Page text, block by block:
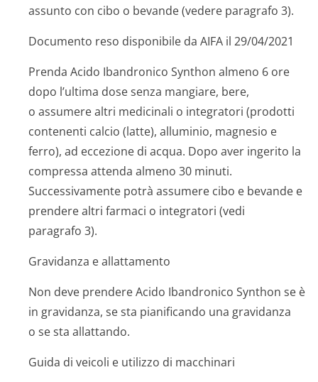
assunto con cibo o bevande (vedere paragrafo 3).
Documento reso disponibile da AIFA il 29/04/2021
Prenda Acido Ibandronico Synthon almeno 6 ore
dopo l’ultima dose senza mangiare, bere,
o assumere altri medicinali o integratori (prodotti
contenenti calcio (latte), alluminio, magnesio e
ferro), ad eccezione di acqua. Dopo aver ingerito la
compressa attenda almeno 30 minuti.
Successivamente potrà assumere cibo e bevande e
prendere altri farmaci o integratori (vedi
paragrafo 3).
Gravidanza e allattamento
Non deve prendere Acido Ibandronico Synthon se è
in gravidanza, se sta pianificando una gravidanza
o se sta allattando.
Guida di veicoli e utilizzo di macchinari